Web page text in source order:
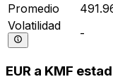
Promedio
Volatilidad
-
EUR a KMF